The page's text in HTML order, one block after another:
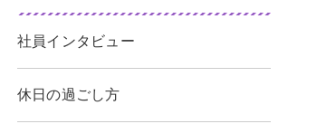
社員インタビュー
休日の過ごし方